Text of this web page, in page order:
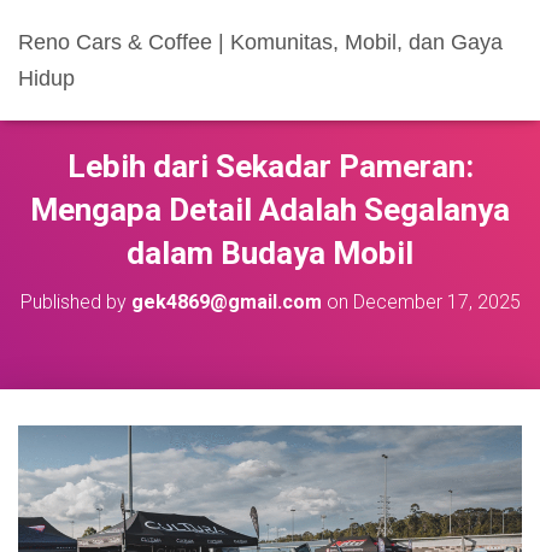
Reno Cars & Coffee | Komunitas, Mobil, dan Gaya
Hidup
Lebih dari Sekadar Pameran:
Mengapa Detail Adalah Segalanya
dalam Budaya Mobil
Published by gek4869@gmail.com on December 17, 2025